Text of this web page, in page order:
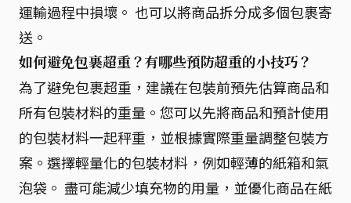
運輸過程中損壞。 也可以將商品拆分成多個包裹寄
送。
如何避免包裹超重？有哪些預防超重的小技巧？
為了避免包裹超重，建議在包裝前預先估算商品和
所有包裝材料的重量。您可以先將商品和預計使用
的包裝材料一起秤重，並根據實際重量調整包裝方
案。選擇輕量化的包裝材料，例如輕薄的紙箱和氣
泡袋。 盡可能減少填充物的用量，並優化商品在紙